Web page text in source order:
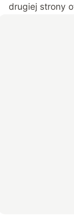
drugiej strony